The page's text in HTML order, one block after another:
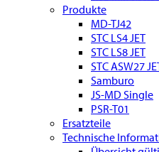
Produkte
MD-TJ42
STC LS4 JET
STC LS8 JET
STC ASW27
Samburo
JS-MD Single
PSR-T01
Ersatzteile
Technische